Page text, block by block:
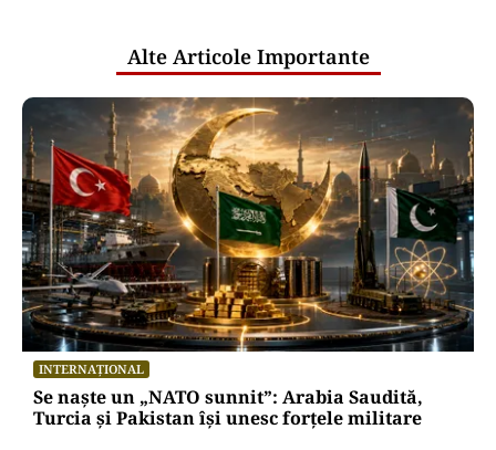
Alte Articole Importante
INTERNAȚIONAL
Se naște un „NATO sunnit”: Arabia Saudită,
Turcia și Pakistan își unesc forțele militare